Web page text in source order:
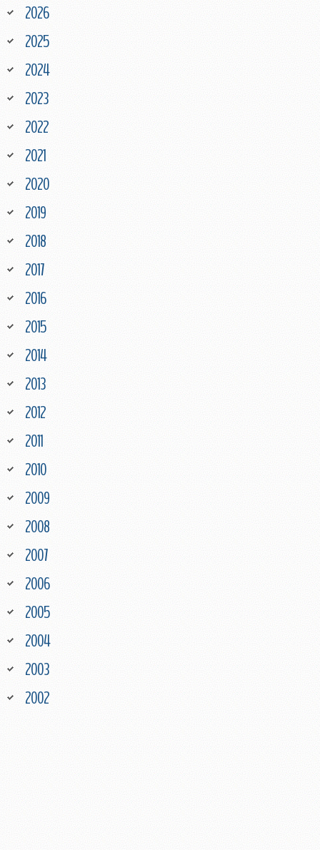
2026
2025
2024
2023
2022
2021
2020
2019
2018
2017
2016
2015
2014
2013
2012
2011
2010
2009
2008
2007
2006
2005
2004
2003
2002